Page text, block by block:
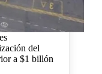
del
a $1 billón